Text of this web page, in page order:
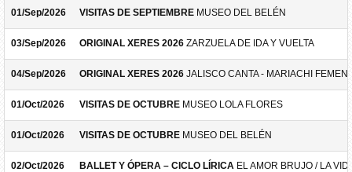
01/Sep/2026 VISITAS DE SEPTIEMBRE MUSEO DEL BELÉN
03/Sep/2026 ORIGINAL XERES 2026 ZARZUELA DE IDA Y VUELTA
04/Sep/2026 ORIGINAL XERES 2026 JALISCO CANTA - MARIACHI
01/Oct/2026 VISITAS DE OCTUBRE MUSEO LOLA FLORES
01/Oct/2026 VISITAS DE OCTUBRE MUSEO DEL BELÉN
02/Oct/2026 BALLET Y ÓPERA – CICLO LÍRICA EL AMOR BRUJO / LA